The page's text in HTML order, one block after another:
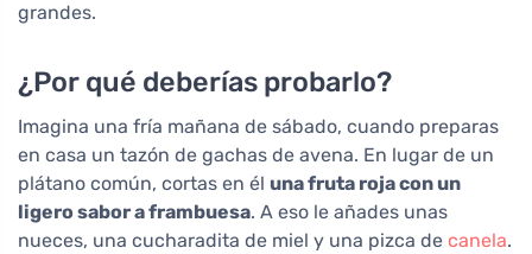
grandes.
¿Por qué deberías probarlo?
Imagina una fría mañana de sábado, cuando preparas
en casa un tazón de gachas de avena. En lugar de un
plátano común, cortas en él una fruta roja con un
ligero sabor a frambuesa. A eso le añades unas
nueces, una cucharadita de miel y una pizca de canela.